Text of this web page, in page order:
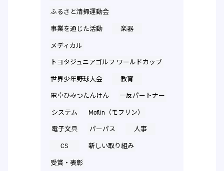
ふるさと清掃運動会
事業を通じた活動
楽器
メディカル
トヨタジュニアゴルフ ワールドカップ
世界少年野球大会
教育
電卓ひみつたんけん
一反パートナー
システム
Moflin（モフリン）
電子文具
パーパス
人事
CS
新しい取り組み
受賞・表彰